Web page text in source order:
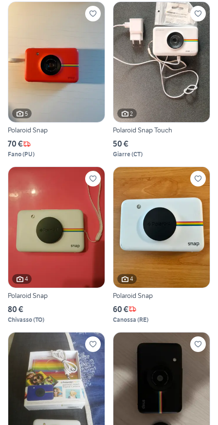
5
Polaroid Snap
70 €
Fano(PU)
2
Polaroid Snap Touch
50 €
Giarre(CT)
4
Polaroid Snap
80 €
Chivasso(TO)
4
Polaroid Snap
60 €
Canossa (RE)